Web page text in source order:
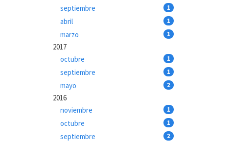
septiembre 1
abril 1
marzo 1
2017
octubre
1
septiembre 1
mayo 2
2016
noviembre
1
octubre 1
septiembre 2